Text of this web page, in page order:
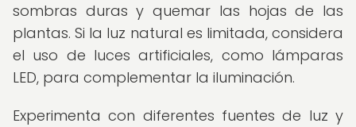
sombras duras y quemar las hojas de las
plantas. Si la luz natural es limitada, considera
el uso de luces artificiales, como lámparas
LED, para complementar la iluminación.
Experimenta con diferentes fuentes de luz y